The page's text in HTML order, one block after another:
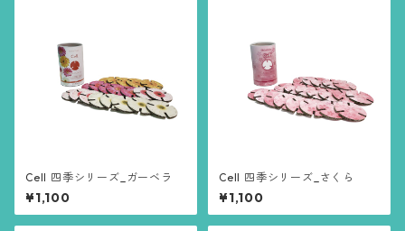
Cell 四季シリーズ_ガーベラ
¥1,100
Cell 四季シリーズ_さくら
¥1,100